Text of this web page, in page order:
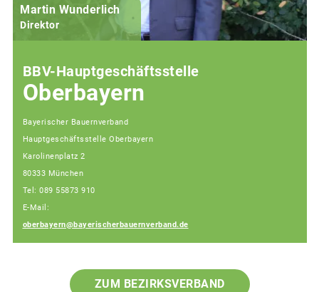
Martin Wunderlich
Direktor
BBV-Hauptgeschäftsstelle
Oberbayern
Bayerischer Bauernverband
Hauptgeschäftsstelle Oberbayern
Karolinenplatz 2
80333 München
Tel: 089 55873 910
E-Mail:
oberbayern@bayerischerbauernverband.de
ZUM BEZIRKSVERBAND